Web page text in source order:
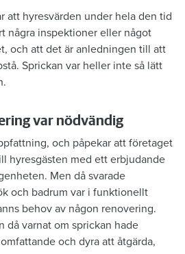
att hyresvärden under hela den tid
några inspektioner eller något
och att det är anledningen till att
Sprickan var heller inte så lätt
var nödvändig
och påpekar att företaget
hyresgästen med ett erbjudande
Men då svarade
och badrum var i funktionellt
behov av någon renovering.
då varnat om sprickan hade
och dyra att åtgärda,